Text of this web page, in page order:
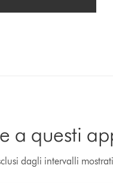
a questi
dagli intervalli mostrati